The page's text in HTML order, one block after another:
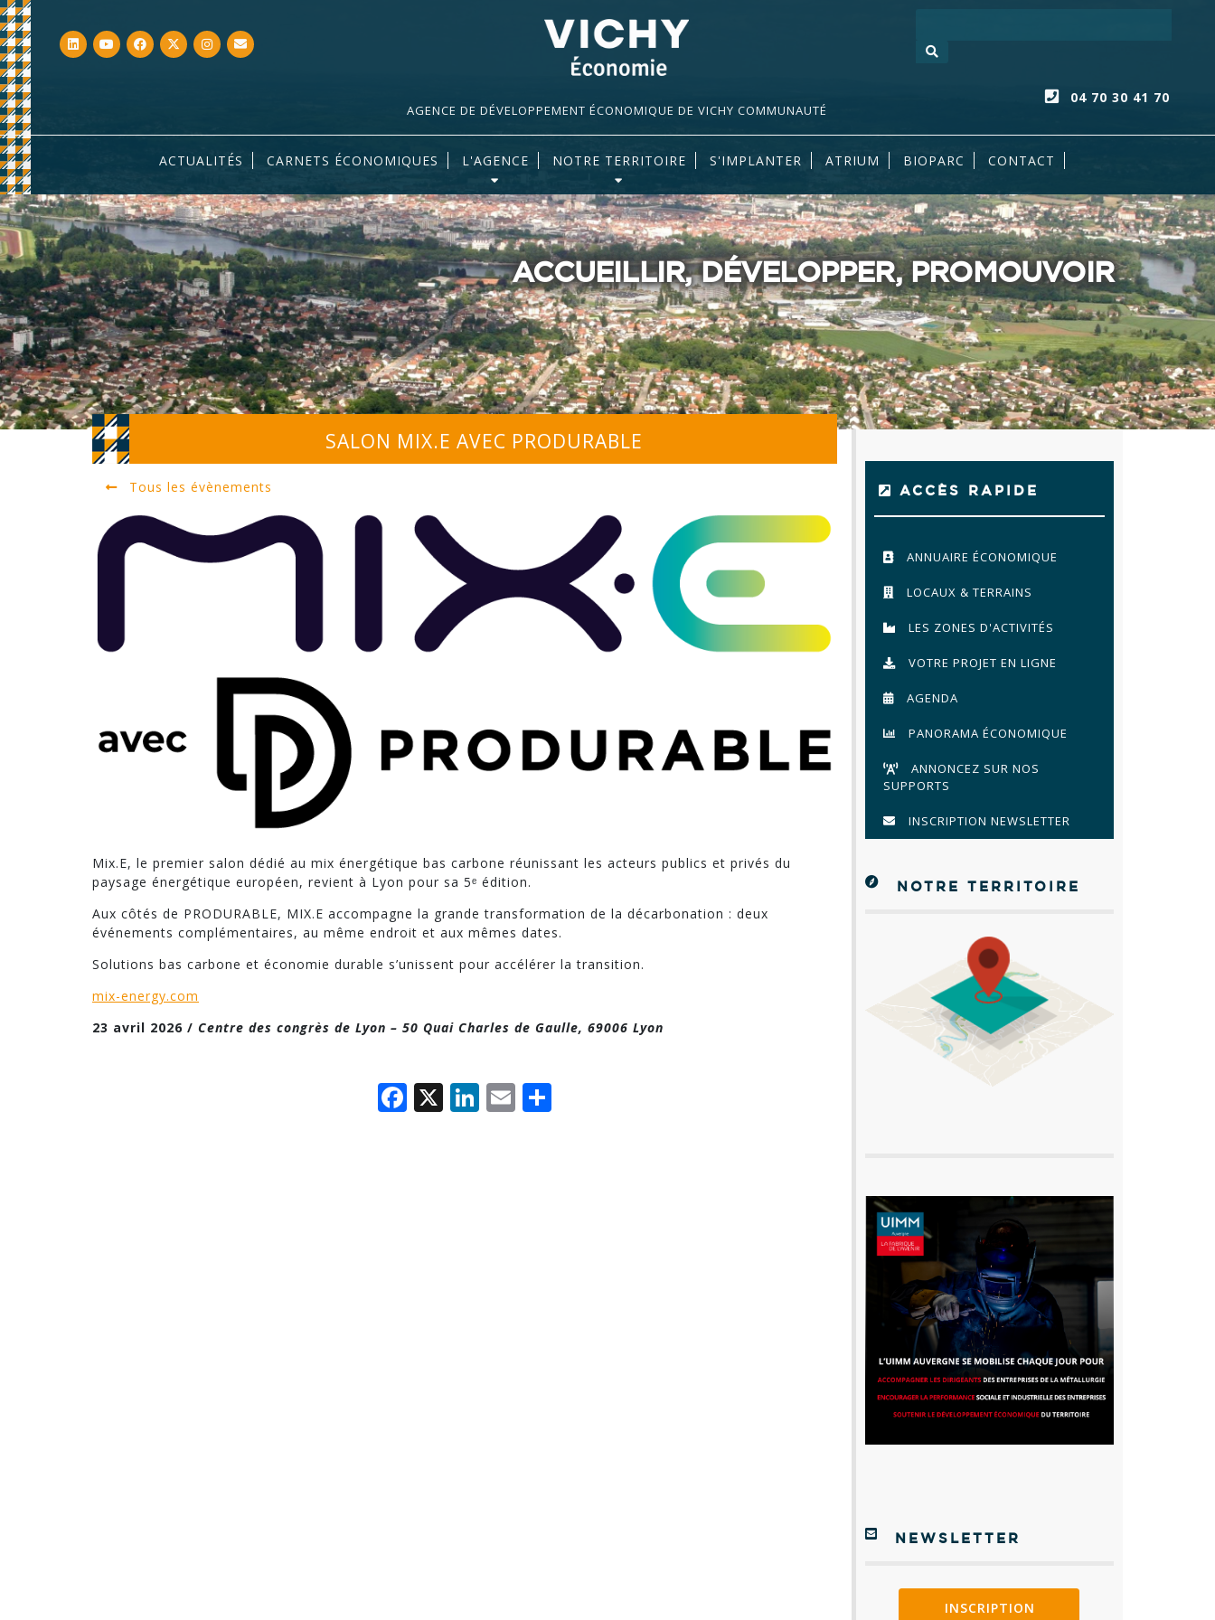
AGENCE DE DÉVELOPPEMENT ÉCONOMIQUE DE VICHY COMMUNAUTÉ
04 70 30 41 70
ACTUALITÉS CARNETS ÉCONOMIQUES L'AGENCE NOTRE TERRITOIRE S'IMPLANTER ATRIUM BIOPARC CONTACT
ACCUEILLIR, DÉVELOPPER, PROMOUVOIR
SALON MIX.E AVEC PRODURABLE
Tous les évènements
Mix.E, le premier salon dédié au mix énergétique bas carbone réunissant les acteurs publics et privés du
paysage énergétique européen, revient à Lyon pour sa 5ᵉ édition.
Aux côtés de PRODURABLE, MIX.E accompagne la grande transformation de la décarbonation : deux
événements complémentaires, au même endroit et aux mêmes dates.
Solutions bas carbone et économie durable s’unissent pour accélérer la transition.
mix-energy.com
23 avril 2026 / Centre des congrès de Lyon – 50 Quai Charles de Gaulle, 69006 Lyon
Facebook
X LinkedIn
Email
ACCÈS RAPIDE
ANNUAIRE ÉCONOMIQUE
LOCAUX & TERRAINS
LES ZONES D'ACTIVITÉS
VOTRE PROJET EN LIGNE
AGENDA
PANORAMA ÉCONOMIQUE
ANNONCEZ SUR NOS
SUPPORTS
INSCRIPTION NEWSLETTER
NOTRE TERRITOIRE
NEWSLETTER
INSCRIPTION